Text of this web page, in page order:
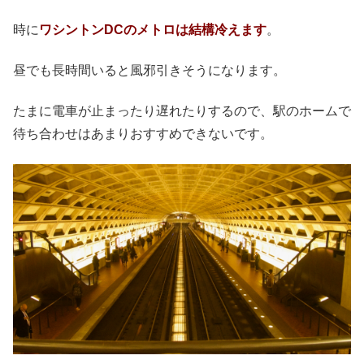
時に ワシントンDCのメトロは結構冷えます。
昼でも長時間いると風邪引きそうになります。
たまに電車が止まったり遅れたりするので、駅のホームで
待ち合わせはあまりおすすめできないです。